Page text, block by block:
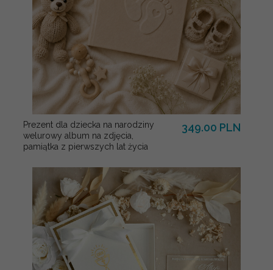
Prezent dla dziecka na narodziny
welurowy album na zdjęcia,
pamiątka z pierwszych lat życia
349.00 PLN